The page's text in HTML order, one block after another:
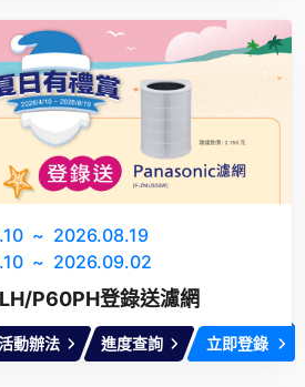
~ 2026.08.19
~ 2026.09.02
P60PH登錄送濾網
動辦法 進度查詢 立即登錄